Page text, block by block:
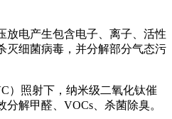
放电产生包含电子、离子、活性
灭细菌病毒，并分解部分气态污
）照射下，纳米级二氧化钛催
解甲醛、VOCs、杀菌除臭。